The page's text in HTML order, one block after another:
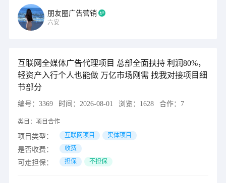
朋友圈广告营销
六安
互联网全媒体广告代理项目 总部全面扶持 利润80%，
轻资产入行个人也能做 万亿市场刚需 找我对接项目细
节部分
编号： 3369 时间： 2026-08-01 浏览： 1628 合作： 7
类目： 项目合作
项目类型： 互联网项目 实体项目
是否收费： 收费
可走担保： 担保 不担保